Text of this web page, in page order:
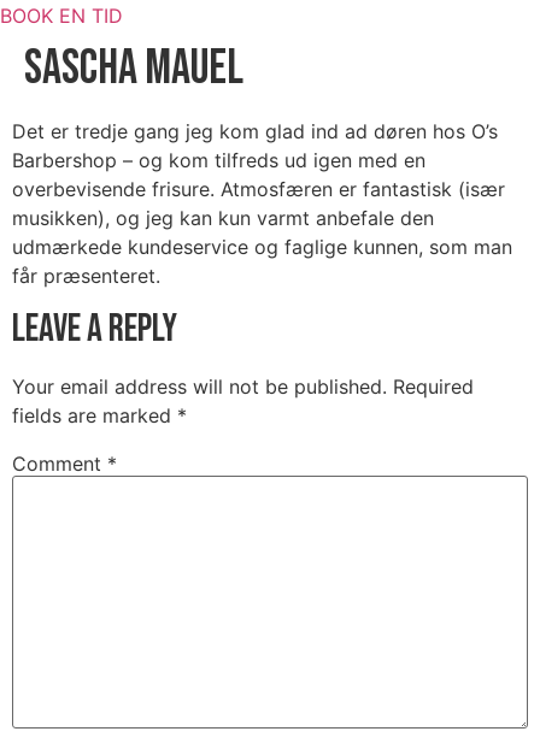
BOOK EN TID
Sascha Mauel
Det er tredje gang jeg kom glad ind ad døren hos O’s
Barbershop – og kom tilfreds ud igen med en
overbevisende frisure. Atmosfæren er fantastisk (især
musikken), og jeg kan kun varmt anbefale den
udmærkede kundeservice og faglige kunnen, som man
får præsenteret.
Leave a Reply
Your email address will not be published. Required
fields are marked *
Comment *